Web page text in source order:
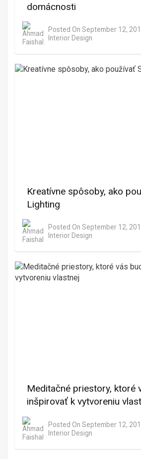
domácnosti
Posted On September 12,
Interior Design
Kreatívne spôsoby, ako
Lighting
Posted On September 12,
Interior Design
Meditačné priestory, ktoré
inšpirovať k vytvoreniu
Posted On September 12,
Interior Design